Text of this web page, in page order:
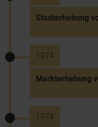
Stadterhebung
1974
Markterhebung
1974